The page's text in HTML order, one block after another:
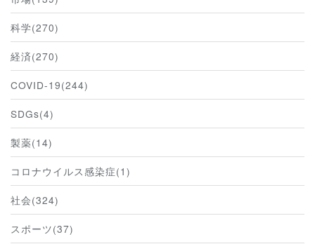
科学(270)
経済(270)
COVID-19(244)
SDGs(4)
製薬(14)
コロナウイルス感染症(1)
社会(324)
スポーツ(37)